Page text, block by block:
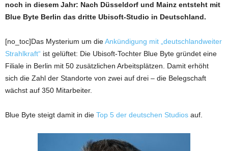
noch in diesem Jahr: Nach Düsseldorf und Mainz entsteht mit
Blue Byte Berlin das dritte Ubisoft-Studio in Deutschland.
[no_toc]Das Mysterium um dieAnkündigung mit „deutschlandweiter
Strahlkraft“ ist gelüftet: Die Ubisoft-Tochter Blue Byte gründet eine
Filiale in Berlin mit 50 zusätzlichen Arbeitsplätzen. Damit erhöht
sich die Zahl der Standorte von zwei auf drei – die Belegschaft
wächst auf 350 Mitarbeiter.
Blue Byte steigt damit in die Top 5 der deutschen Studios auf.